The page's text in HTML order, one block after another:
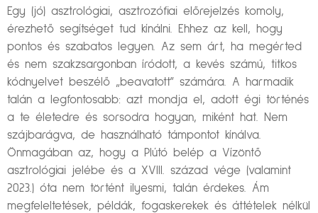
Egy (jó) asztrológiai, asztrozófiai előrejelzés komoly,
érezhető segítséget tud kínálni. Ehhez az kell, hogy
pontos és szabatos legyen. Az sem árt, ha megérted
és nem szakzsargonban íródott, a kevés számú, titkos
kódnyelvet beszélő „beavatott” számára. A harmadik
talán a legfontosabb: azt mondja el, adott égi történés
a te életedre és sorsodra hogyan, miként hat. Nem
szájbarágva, de használható támpontot kínálva.
Önmagában az, hogy a Plútó belép a Vízöntő
asztrológiai jelébe és a XVIII. század vége (valamint
2023.) óta nem történt ilyesmi, talán érdekes. Ám
megfeleltetések, példák, fogaskerekek és áttételek nélkül